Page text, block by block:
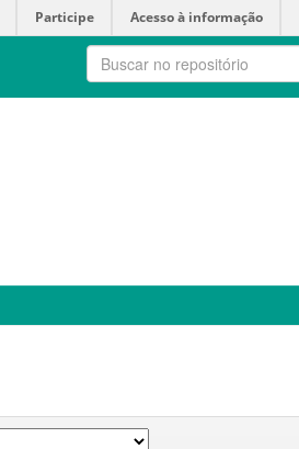
Participe Acesso à informação